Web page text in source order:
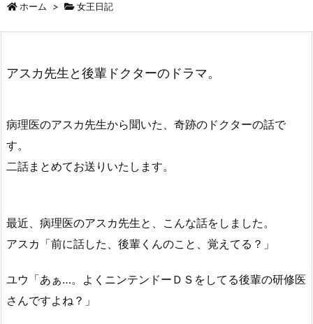
ホーム > 女王日記
アスカ先生と後輩ドクターのドラマ。
病理医のアスカ先生から聞いた、奇跡のドクターの話で
す。
二話まとめてお送りいたします。
最近、病理医のアスカ先生と、こんな話をしました。
アスカ「前に話した、後輩くんのこと、覚えてる？」
ユウ「あぁ…。よくニンテンドーＤＳをしてる後輩の研修医
さんですよね？」